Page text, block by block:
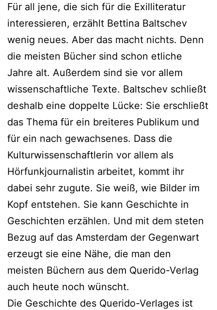
Für all jene, die sich für die Exilliteratur
interessieren, erzählt Bettina Baltschev
wenig neues. Aber das macht nichts. Denn
die meisten Bücher sind schon etliche
Jahre alt. Außerdem sind sie vor allem
wissenschaftliche Texte. Baltschev schließt
deshalb eine doppelte Lücke: Sie erschließt
das Thema für ein breiteres Publikum und
für ein nach gewachsenes. Dass die
Kulturwissenschaftlerin vor allem als
Hörfunkjournalistin arbeitet, kommt ihr
dabei sehr zugute. Sie weiß, wie Bilder im
Kopf entstehen. Sie kann Geschichte in
Geschichten erzählen. Und mit dem steten
Bezug auf das Amsterdam der Gegenwart
erzeugt sie eine Nähe, die man den
meisten Büchern aus dem Querido-Verlag
auch heute noch wünscht.
Die Geschichte des Querido-Verlages ist